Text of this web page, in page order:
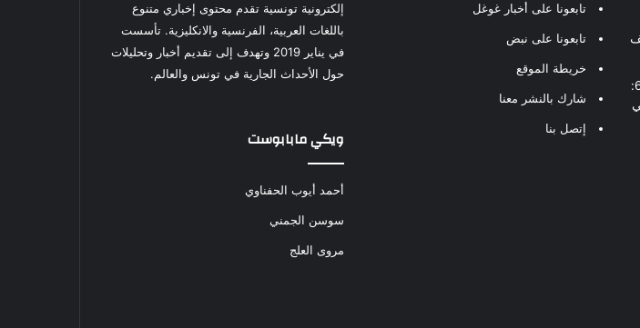
مهرجان الحمامات الدولي في دورته الـ60:
تابعونا على أخبار غوغل
تابعونا على نبض
خريطة الموقع
شارك بالنشر معنا
إتصل بنا
إلكترونية تونسية تقدم محتوى إخباري متنوع
باللغات العربية، الفرنسية والانكليزية. تأسست
في يناير 2019 وتهدف إلى تقديم أخبار وتحليلات
حول الأحداث الجارية في تونس والعالم.
ويكي مابابوست
أحمد أيوب الحفناوي
سوسن الجمني
مروى العلج